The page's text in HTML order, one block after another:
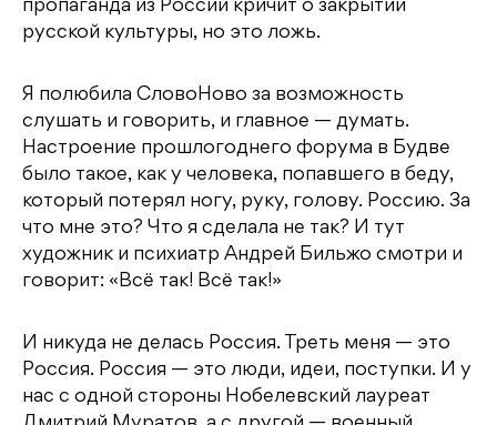
пропаганда из России кричит о закрытии
русской культуры, но это ложь.
Я полюбила СловоНово за возможность
слушать и говорить, и главное — думать.
Настроение прошлогоднего форума в Будве
было такое, как у человека, попавшего в беду,
который потерял ногу, руку, голову. Россию. За
что мне это? Что я сделала не так? И тут
художник и психиатр Андрей Бильжо смотри и
говорит: «Всё так! Всё так!»
И никуда не делась Россия. Треть меня — это
Россия. Россия — это люди, идеи, поступки. И у
нас с одной стороны Нобелевский лауреат